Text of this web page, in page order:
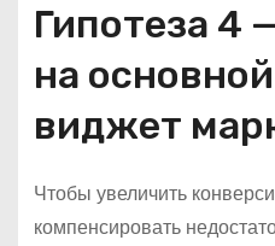
Гипотеза 4
на
виджет
Чтобы увеличить
компенсировать